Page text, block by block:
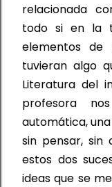
relacionada
todo si en la
elementos de
tuvieran algo
Literatura del
profesora
automática,
sin pensar, sin
estos dos
ideas que se